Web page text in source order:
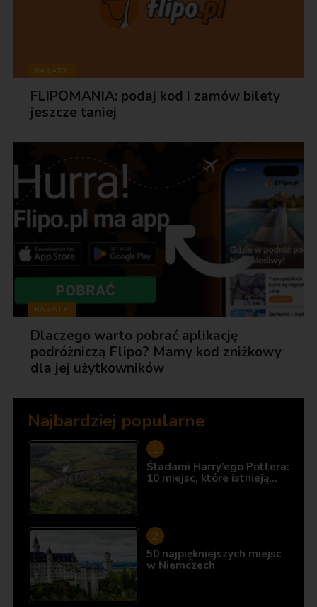
RABATY
FLIPOMANIA: podaj kod i zamów bilety
jeszcze taniej
RABATY
Dlaczego warto pobrać aplikację
podróżniczą Flipo? Mamy kod zniżkowy
dla jej użytkowników
Najbardziej popularne
Śladami Harry’ego Pottera:
10 miejsc, które istnieją…
50 najpiękniejszych miejsc
w Niemczech